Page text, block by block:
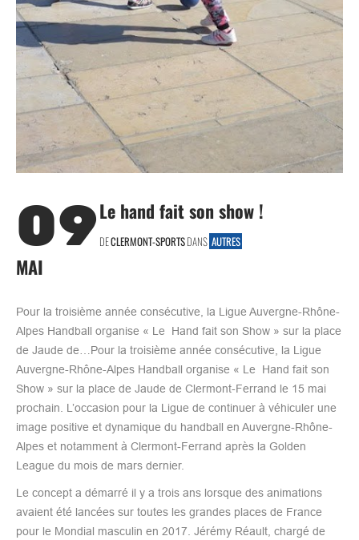
09
MAI
Le hand fait son show !
DECLERMONT-SPORTSDANS AUTRES
Pour la troisième année consécutive, la Ligue Auvergne-Rhône-
Alpes Handball organise « Le Hand fait son Show » sur la place
de Jaude de…Pour la troisième année consécutive, la Ligue
Auvergne-Rhône-Alpes Handball organise « Le Hand fait son
Show » sur la place de Jaude de Clermont-Ferrand le 15 mai
prochain. L’occasion pour la Ligue de continuer à véhiculer une
image positive et dynamique du handball en Auvergne-Rhône-
Alpes et notamment à Clermont-Ferrand après la Golden
League du mois de mars dernier.
Le concept a démarré il y a trois ans lorsque des animations
avaient été lancées sur toutes les grandes places de France
pour le Mondial masculin en 2017. Jérémy Réault, chargé de